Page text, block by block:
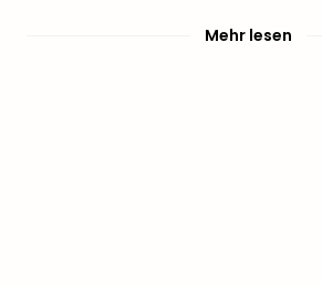
Mehr lesen